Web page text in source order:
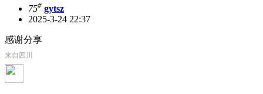
75# gytsz
2025-3-24 22:37
感谢分享
来自四川